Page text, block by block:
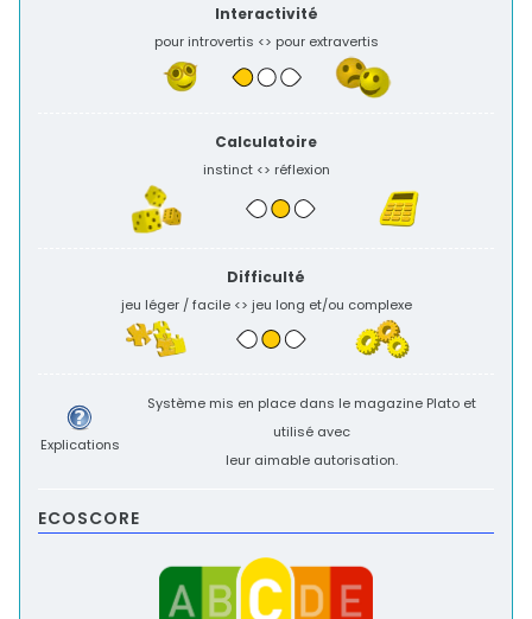
Interactivité
pour introvertis <> pour extravertis
Calculatoire
instinct <> réflexion
Difficulté
jeu léger / facile <> jeu long et/ou complexe
Explications
Système mis en place dans le magazine Plato et
utilisé avec
leur aimable autorisation.
ECOSCORE